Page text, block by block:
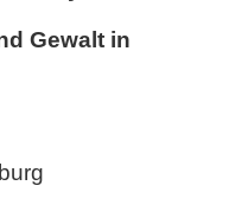
Gewalt in